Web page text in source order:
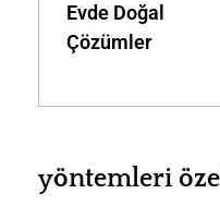
Evde Doğal
Çözümler
yöntemleri